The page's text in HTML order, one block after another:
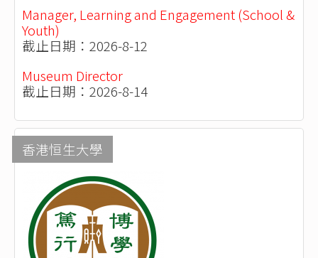
Manager, Learning and Engagement (School &
Youth)
截止日期：2026-8-12
Museum Director
截止日期：2026-8-14
香港恒生大學